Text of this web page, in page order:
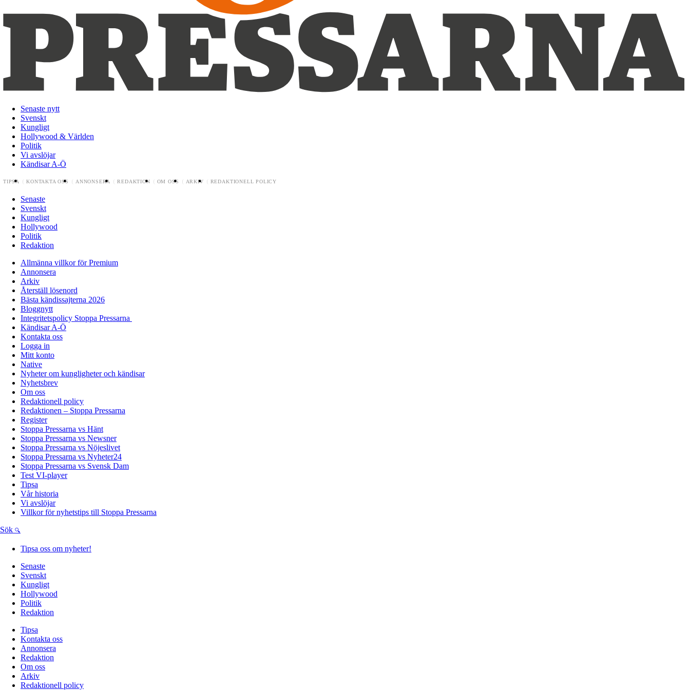
Senaste nytt
Svenskt
Kungligt
Hollywood & Världen
Politik
Vi avslöjar
Kändisar A-Ö
TIPSA KONTAKTA OSS ANNONSERA REDAKTION OM OSS ARKIV REDAKTIONELL POLICY
Senaste
Svenskt
Kungligt
Hollywood
Politik
Redaktion
Allmänna villkor för Premium
Annonsera
Arkiv
Återställ lösenord
Bästa kändissajterna 2026
Bloggnytt
Integritetspolicy Stoppa Pressarna
Kändisar A-Ö
Kontakta oss
Logga in
Mitt konto
Native
Nyheter om kungligheter och kändisar
Nyhetsbrev
Om oss
Redaktionell policy
Redaktionen – Stoppa Pressarna
Register
Stoppa Pressarna vs Hänt
Stoppa Pressarna vs Newsner
Stoppa Pressarna vs Nöjeslivet
Stoppa Pressarna vs Nyheter24
Stoppa Pressarna vs Svensk Dam
Test VI-player
Tipsa
Vår historia
Vi avslöjar
Villkor för nyhetstips till Stoppa Pressarna
Sök
Tipsa oss om nyheter!
Senaste
Svenskt
Kungligt
Hollywood
Politik
Redaktion
Tipsa
Kontakta oss
Annonsera
Redaktion
Om oss
Arkiv
Redaktionell policy